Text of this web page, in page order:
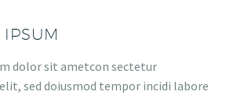
IPSUM
dolor sit ametcon sectetur
sed doiusmod tempor incidi labore